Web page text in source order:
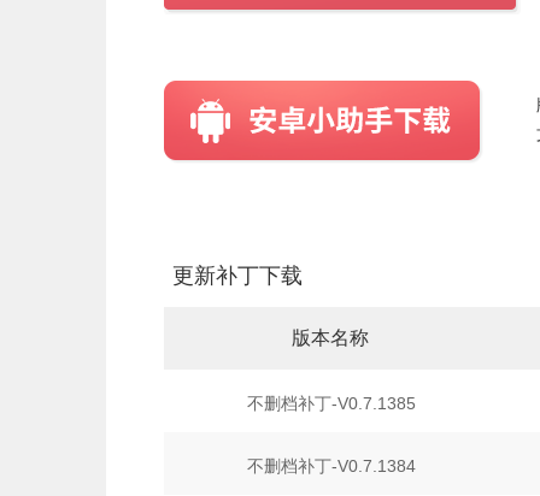
更新补丁下载
版本名称
不删档补丁-V0.7.1385
不删档补丁-V0.7.1384